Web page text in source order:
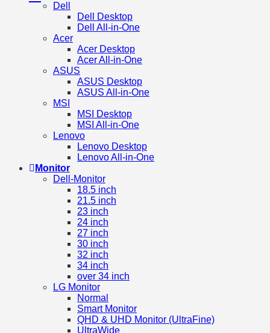
Dell
Dell Desktop
Dell All-in-One
Acer
Acer Desktop
Acer All-in-One
ASUS
ASUS Desktop
ASUS All-in-One
MSI
MSI Desktop
MSI All-in-One
Lenovo
Lenovo Desktop
Lenovo All-in-One
Monitor
Dell-Monitor
18.5 inch
21.5 inch
23 inch
24 inch
27 inch
30 inch
32 inch
34 inch
over 34 inch
LG Monitor
Normal
Smart Monitor
QHD & UHD Monitor (UltraFine)
UltraWide